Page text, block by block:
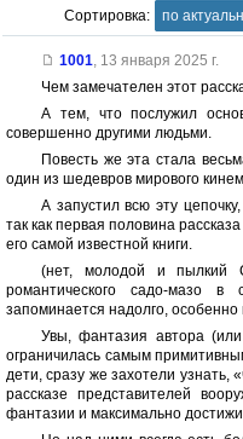
Сортировка: по
1001, 13 января 2025 г.
Чем замечателен этот
А тем, что послужил
совершенно другими людьми.
Повесть же эта стала
один из шедевров мирового
А запустил всю эту
так как первая половина
его самой известной книги.
(нет, молодой и пылкий
романтического садо-мазо
запоминается надолго, особенно
Увы, фантазия автора
ограничилась самым
дети, сразу же захотели узнать,
рассказе представителей
фантазии и максимально